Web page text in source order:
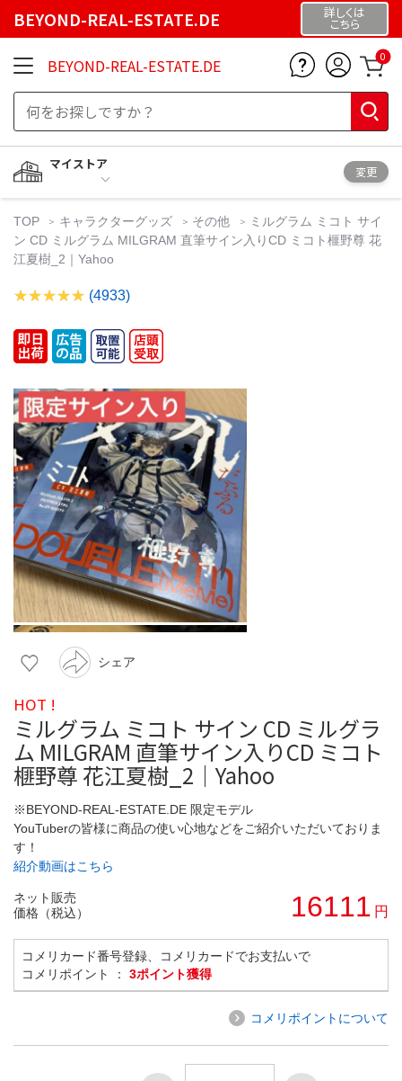
BEYOND-REAL-ESTATE.DE 詳しくは
こちら
BEYOND-REAL-ESTATE.DE 0
マイストア
変更
TOP キャラクターグッズ その他
ミルグラム ミコト サイ
ン CD ミルグラム MILGRAM 直筆サイン入りCD ミコト榧野尊 花
江夏樹_2｜Yahoo
(4933)
シェア
HOT !
ミルグラム ミコト サイン CD ミルグラ
ム MILGRAM 直筆サイン入りCD ミコト
榧野尊 花江夏樹_2｜Yahoo
※BEYOND-REAL-ESTATE.DE 限定モデル
YouTuberの皆様に商品の使い心地などをご紹介いただいておりま
す！
紹介動画はこちら
ネット販売
価格（税込）
16111 円
コメリカード番号登録、コメリカードでお支払いで
コメリポイント ： 3ポイント獲得
コメリポイントについて